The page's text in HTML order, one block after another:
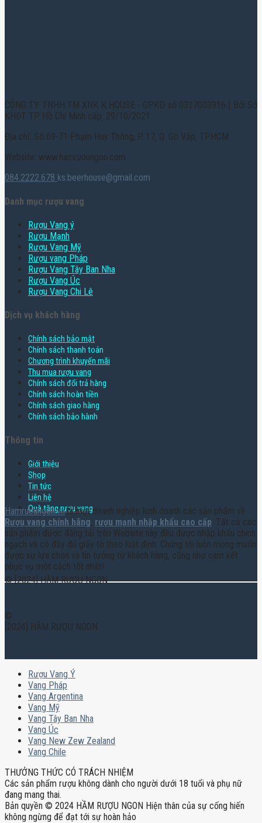
CÔNG TY TNHH TM XNK K HOUSE - GPKD số 0317003916 | Bởi Sở
KHĐT TP. Hồ Chí Minh cấp: 29/10/2021
Địa chỉ: Số 69-71 Phạm Huy Thông, P. 17, Q. Gò Vấp, TPHCM
Website: www.hamruoungon.com
084.2222.678 ks.beerhouse@gmail.com
Danh mục rượu vang
Rượu Vang ý
Rượu Mạnh
Rượu Vang Mỹ
Rượu vang Pháp
Rượu Vang Tây Ban Nha
Rượu Vang Úc
Rượu Vang Chi Lê
Dịch vụ khách hàng
Chính sách bảo mật
Chính sách thanh toán
Chương trình khuyến mãi
Thu mua rượu vang
Chính sách đổi trả hàng
Chính sách hoàn tiền
Chính sách giao hàng
Chính sách bảo hành
Thông tin
Giới thiệu
Shop
Tin tức
Liên hệ
Quà tặng rượu vang
Hamruoungon.vnlà một doanh nghiệp kinh doanh các sản phẩm về
Rượu vang chính hãng, rượu mạnh nhập khẩu cao cấp. Tất cả các
sản phẩm được đăng tải trên Website này đều được nhập khẩu chính
ngạch và có đầy đủ giấy tờ theo luật định. Chúng tôi luôn mong muốn
được sự lựa chọn và tin tưởng từ khách hàng, cũng như cam kết
phục vụ một cách tốt nhất!
© [2024] HẦM RƯỢU NGON
©
[2024] HẦM RƯỢU NGON
Rượu Vang Ý
Vang Pháp
Vang Argentina
Vang Mỹ
Vang Tây Ban Nha
Vang Úc
Vang New Zew Zealand
Vang Chile
THƯỞNG THỨC CÓ TRÁCH NHIỆM
Các sản phẩm rượu không dành cho người dưới 18 tuổi và phụ nữ
đang mang thai.
Bản quyền © 2024 HẦM RƯỢU NGON Hiện thân của sự cống hiến
không ngừng để đạt tới sự hoàn hảo